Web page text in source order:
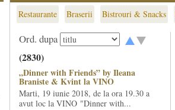
Restaurante Braserii Bistrouri & Snacks
Ord. dupa
(2830)
„Dinner with Friends” by Ileana
Braniste & Kvint la VINO
Marti, 19 iunie 2018, de la ora 19.30 a
avut loc la VINO "Dinner with...